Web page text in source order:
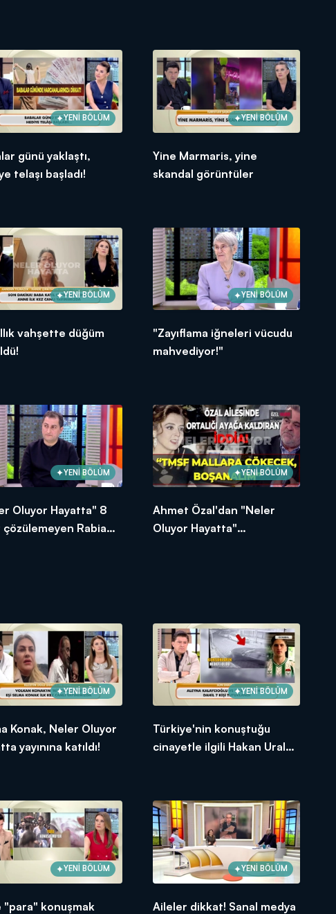
YENİ BÖLÜM
günü yaklaştı,
telaşı başladı!
YENİ BÖLÜM
Yine Marmaris, yine
skandal görüntüler
YENİ BÖLÜM
vahşette düğüm
YENİ BÖLÜM
"Zayıflama iğneleri vücudu
mahvediyor!"
YENİ BÖLÜM
Oluyor Hayatta" 8
çözülemeyen Rabia
YENİ BÖLÜM
Ahmet Özal'dan "Neler
Oluyor Hayatta"
YENİ BÖLÜM
Konak, Neler Oluyor
yayınına katıldı!
YENİ BÖLÜM
Türkiye'nin konuştuğu
cinayetle ilgili Hakan Ural
YENİ BÖLÜM
"para" konuşmak
YENİ BÖLÜM
Aileler dikkat! Sanal medya